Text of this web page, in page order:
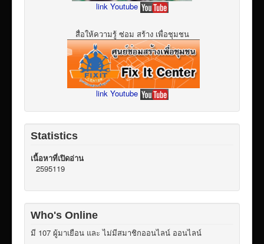
link Youtube
สื่อให้ความรู้ ซ่อม สร้าง เพื่อชุมชน
link Youtube
Statistics
เนื้อหาที่เปิดอ่าน
2595119
Who's Online
มี 107 ผู้มาเยือน และ ไม่มีสมาชิกออนไลน์ ออนไลน์